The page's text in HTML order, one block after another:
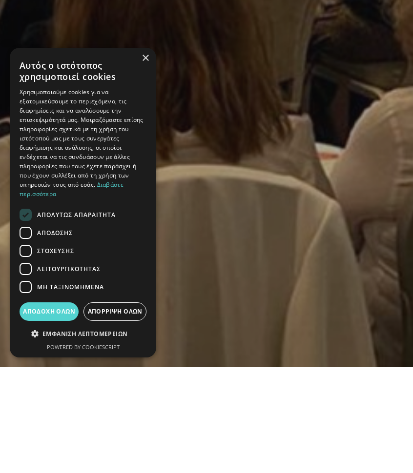
×
Αυτός ο ιστότοπος
χρησιμοποιεί cookies
Χρησιμοποιούμε cookies για να
εξατομικεύσουμε το περιεχόμενο, τις
διαφημίσεις και να αναλύσουμε την
επισκεψιμότητά μας. Μοιραζόμαστε επίσης
πληροφορίες σχετικά με τη χρήση του
ιστότοπού μας με τους συνεργάτες
διαφήμισης και ανάλυσης, οι οποίοι
ενδέχεται να τις συνδυάσουν με άλλες
πληροφορίες που τους έχετε παράσχει ή
που έχουν συλλέξει από τη χρήση των
υπηρεσιών τους από εσάς. Διαβάστε
περισσότερα
ΑΠΟΛΎΤΩΣ ΑΠΑΡΑΊΤΗΤΑ
ΑΠΌΔΟΣΗΣ
ΣΤΌΧΕΥΣΗΣ
ΛΕΙΤΟΥΡΓΙΚΌΤΗΤΑΣ
ΜΗ ΤΑΞΙΝΟΜΗΜΈΝΑ
ΑΠΟΔΟΧΉ ΌΛΩΝ ΑΠΌΡΡΙΨΗ ΌΛΩΝ
ΕΜΦΆΝΙΣΗ ΛΕΠΤΟΜΕΡΕΙΏΝ
POWERED BY COOKIESCRIPT